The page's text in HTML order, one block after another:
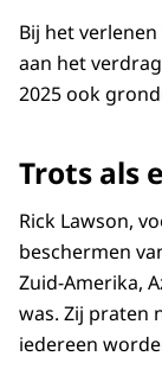
Bij het
aan het
2025 ook
Trots als
Rick Lawson,
beschermen
Zuid-Amerika,
was. Zij praten
iedereen